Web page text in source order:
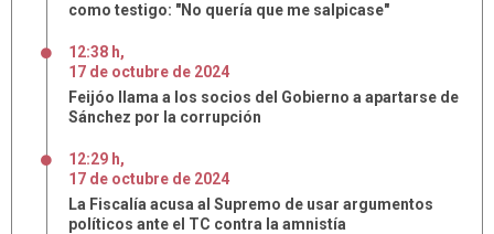
como testigo: "No quería que me salpicase"
12:38 h,
17 de octubre de 2024
Feijóo llama a los socios del Gobierno a apartarse de
Sánchez por la corrupción
12:29 h,
17 de octubre de 2024
La Fiscalía acusa al Supremo de usar argumentos
políticos ante el TC contra la amnistía